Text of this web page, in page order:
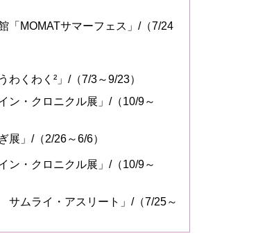
「MOMATサマーフェス」/（7/24
わくわく²」/（7/3～9/23）
ン・クロニクル展」/（10/9～
展」/（2/26～6/6）
ン・クロニクル展」/（10/9～
ムライ・アスリート」/（7/25～